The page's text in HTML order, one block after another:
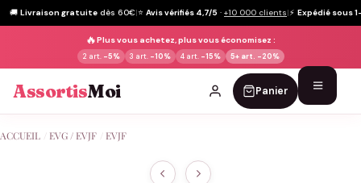
🚚 Livraison gratuite dès 60€|⭐ Avis vérifiés 4,7/5 · +10 000 clients|⚡ Expédié sous
🔥Plus vous achetez, plus vous économisez :
2 art. -5% 3 art. -10% 4 art. -15% 5+ art. -20%
AssortisMoi Panier
au
ACCUEIL EVG / EVJF EVJF